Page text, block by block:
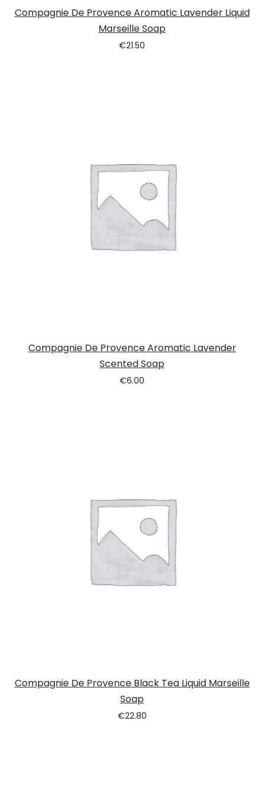
Compagnie De Provence Aromatic Lavender Liquid
Marseille Soap
€21.50
Compagnie De Provence Aromatic Lavender
Scented Soap
€6.00
Compagnie De Provence Black Tea Liquid Marseille
Soap
€22.80